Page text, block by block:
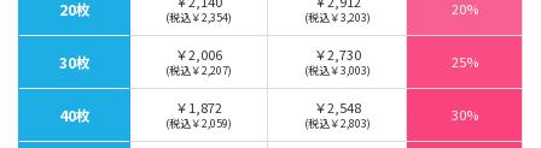
20枚 (税込￥2,354) (税込￥3,203) 20%
30枚 ￥2,006
(税込￥2,207)
￥2,730
(税込￥3,003) 25%
40枚 ￥1,872
(税込￥2,059)
￥2,548
(税込￥2,803) 30%